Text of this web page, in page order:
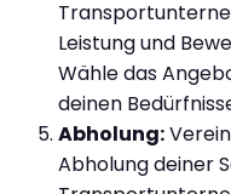
Leistung und
Wähle das
deinen
Abholung:
Abholung deiner